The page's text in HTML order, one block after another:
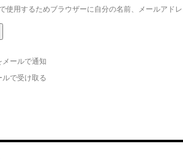
使用するためブラウザーに自分の名前、メールアド
ールで通知
で受け取る